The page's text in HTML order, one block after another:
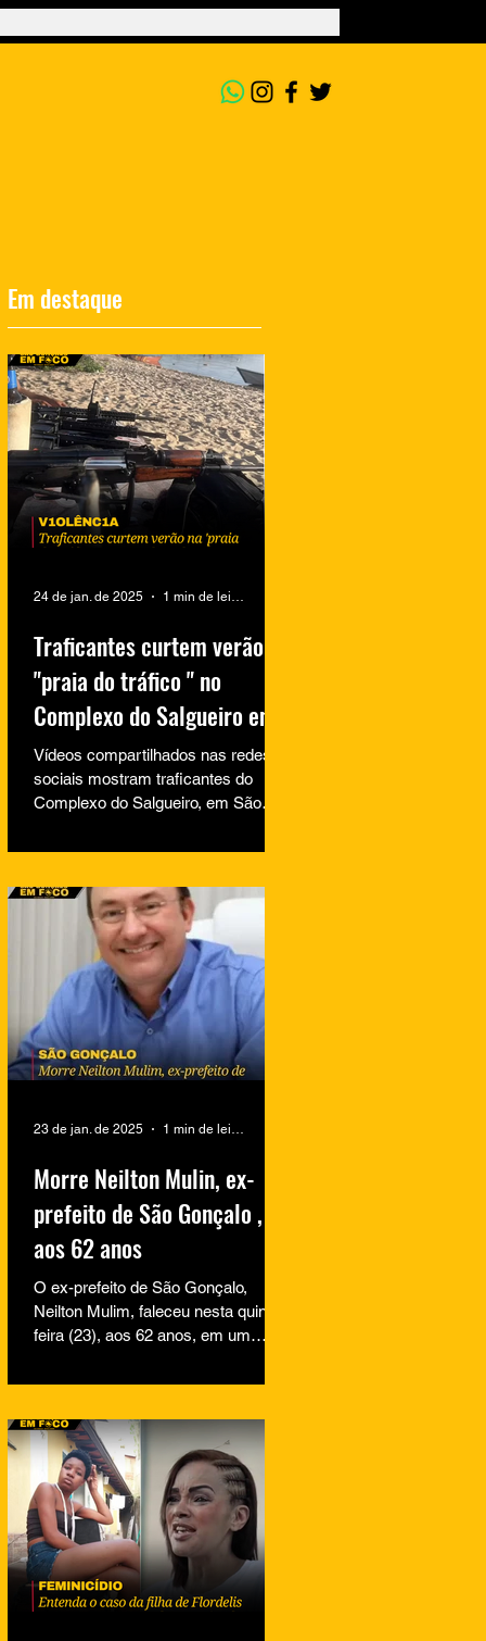
Em destaque
Traficantes curtem verão na
"praia do tráfico " no
Complexo do Salgueiro em
São Gonçalo
Vídeos compartilhados nas redes
sociais mostram traficantes do
Complexo do Salgueiro, em São
de lazer na...
24 de jan. de 2025
Morre Neilton Mulin, ex-
prefeito de São Gonçalo ,
aos 62 anos
O ex-prefeito de São Gonçalo,
Neilton Mulim, faleceu nesta quinta-
feira (23), aos 62 anos, em um
informação...
23 de jan. de 2025